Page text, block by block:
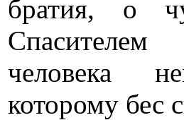
братия, о
человека
которому бес